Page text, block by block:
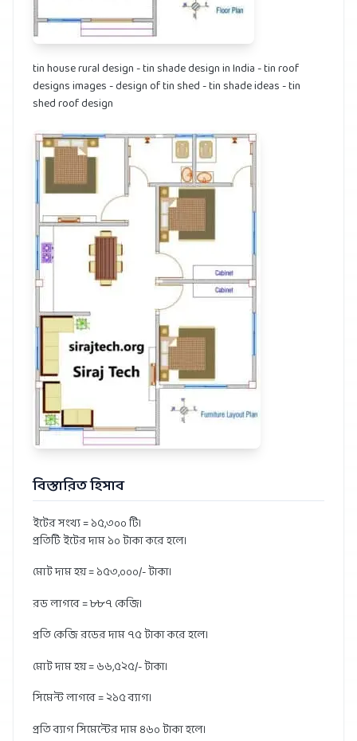
tin house rural design - tin shade design in India - tin roof
designs images - design of tin shed - tin shade ideas - tin
shed roof design
বিস্তারিত হিসাব
ইটের সংখ্য = ১৫,৩০০ টি।
প্রতিটি ইটের দাম ১০ টাকা করে হলে।
মোট দাম হয় = ১৫৩,০০০/- টাকা।
রড লাগবে = ৮৮৭ কেজি।
প্রতি কেজি রডের দাম ৭৫ টাকা করে হলে।
মোট দাম হয় = ৬৬,৫২৫/- টাকা।
সিমেন্ট লাগবে = ২১৫ ব্যাগ।
প্রতি ব্যাগ সিমেন্টের দাম ৪৬০ টাকা হলে।